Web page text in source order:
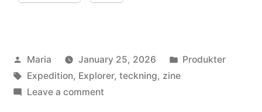
Posted
by
Maria January 25, 2026
Posted
Produkter
Tags:
Expedition, Explorer, teckning, zine
Leave a commenton